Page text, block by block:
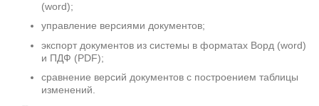
Реализация: